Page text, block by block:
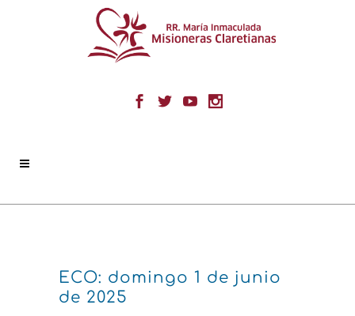
ECO: domingo 1 de junio
de 2025